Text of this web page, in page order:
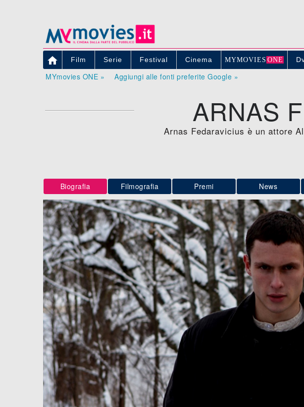
 Film Serie Festival Cinema MYMOVIE S ONE
MYmovies ONE » Aggiungi alle fonti preferite Google »
ARNAS
Arnas Fedaravicius è un attore Al
Biografia Filmografia Premi News